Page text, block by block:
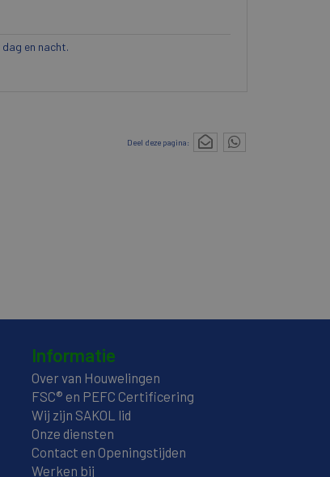
en nacht.
Deel deze pagina:
Informatie
Over van Houwelingen
FSC® en PEFC Certificering
Wij zijn SAKOL lid
Onze diensten
Contact en Openingstijden
Werken bij